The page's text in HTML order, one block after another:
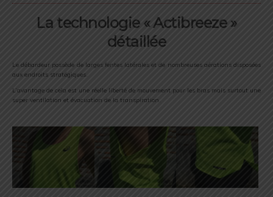
La technologie « Actibreeze »
détaillée
Le débardeur possède de larges fentes latérales et de nombreuses aérations disposées
aux endroits stratégiques.
L’avantage de cela est une réelle liberté de mouvement pour les bras mais surtout une
super ventilation et évacuation de la transpiration.